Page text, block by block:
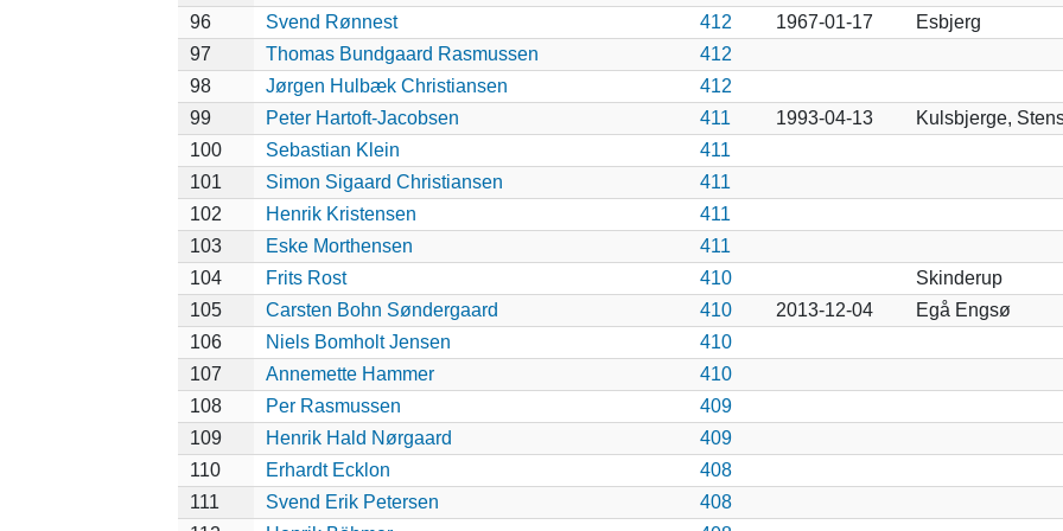
96 Svend Rønnest 412 1967-01-17
Esbjerg
97
Thomas Bundgaard Rasmussen
412
98
Jørgen Hulbæk Christiansen
412
99
Peter Hartoft-Jacobsen 411 1993-04-13
Kulsbjerge,
100
Sebastian Klein
411
101
Simon Sigaard Christiansen
411
102
Henrik Kristensen
411
103
Eske Morthensen
411
104
Frits Rost 410
Skinderup
105
Carsten Bohn Søndergaard 410 2013-12-04
Egå Engsø
106
Niels Bomholt Jensen
410
107
Annemette Hammer
410
108
Per Rasmussen
409
109
Henrik Hald Nørgaard
409
110
Erhardt Ecklon
408
111
Svend Erik Petersen
408